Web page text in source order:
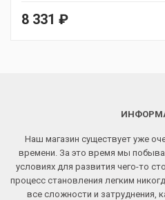
8 331 ₽
Наш магазин существует уже
времени. За это время мы
условиях для развития чего-то
процесс становления легким
все сложности и затруднения,